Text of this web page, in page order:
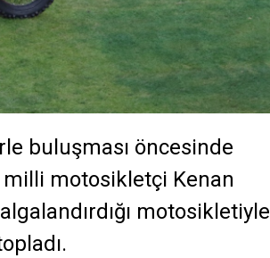
buluşması öncesinde
motosikletçi Kenan
motosikletiyle